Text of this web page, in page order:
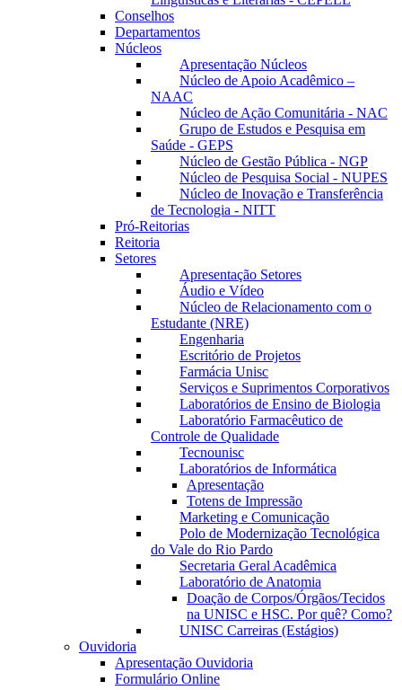
Conselhos
Departamentos
Núcleos
Apresentação Núcleos
Núcleo de Apoio Acadêmico –
NAAC
Núcleo de Ação Comunitária - NAC
Grupo de Estudos e Pesquisa em
Saúde - GEPS
Núcleo de Gestão Pública - NGP
Núcleo de Pesquisa Social - NUPES
Núcleo de Inovação e Transferência
de Tecnologia - NITT
Pró-Reitorias
Reitoria
Setores
Apresentação Setores
Áudio e Vídeo
Núcleo de Relacionamento com o
Estudante (NRE)
Engenharia
Escritório de Projetos
Farmácia Unisc
Serviços e Suprimentos Corporativos
Laboratórios de Ensino de Biologia
Laboratório Farmacêutico de
Controle de Qualidade
Tecnounisc
Laboratórios de Informática
Apresentação
Totens de Impressão
Marketing e Comunicação
Polo de Modernização Tecnológica
do Vale do Rio Pardo
Secretaria Geral Acadêmica
Laboratório de Anatomia
Doação de Corpos/Órgãos/Tecidos
na UNISC e HSC. Por quê? Como?
UNISC Carreiras (Estágios)
Ouvidoria
Apresentação Ouvidoria
Formulário Online